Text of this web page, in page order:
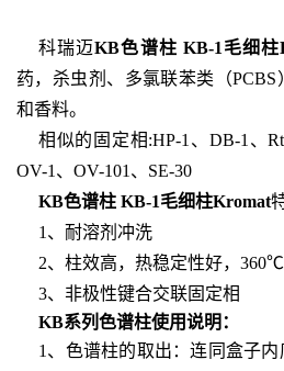
科瑞迈KB色谱柱 KB-1毛细柱
药，杀虫剂、多氯联苯类（
和香料。
相似的固定相:HP-1、DB-1、
OV-1、OV-101、SE-30
KB色谱柱 KB-1毛细柱Kromat
1、耐溶剂冲洗
2、柱效高，热稳定性好，360℃
3、非极性键合交联固定相
KB系列色谱柱使用说明：
1、色谱柱的取出：连同盒子